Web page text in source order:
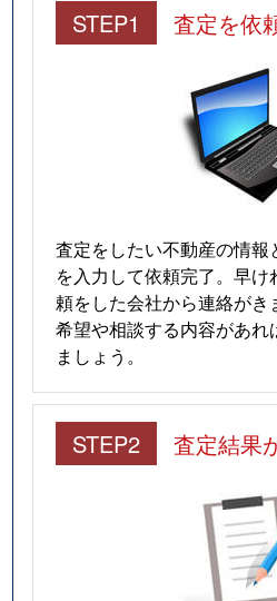
STEP1 査定を依
査定をしたい不動産の情
を入力して依頼完了。早
頼をした会社から連絡がき
希望や相談する内容があれ
ましょう。
STEP2 査定結果